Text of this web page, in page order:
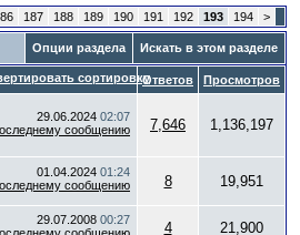
187 188 189 190 191 192 193 194 >
Опции раздела Искать в этом разделе
Ответов Просмотров
29.06.2024 02:07
7,646 1,136,197
01.04.2024 01:24
8 19,951
29.07.2008 00:27
4 21,900